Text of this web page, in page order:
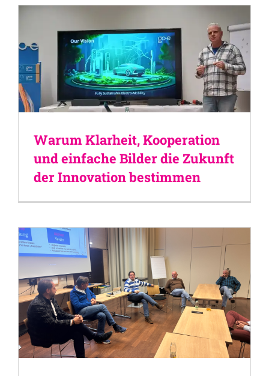
Warum Klarheit, Kooperation
und einfache Bilder die Zukunft
der Innovation bestimmen